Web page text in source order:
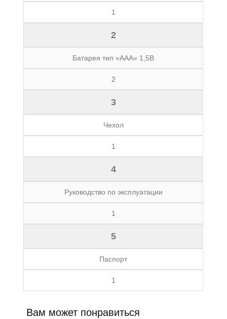
1
2
Батарея тип «ААА» 1,5В
2
3
Чехол
1
4
Руководство по эксплуатации
1
5
Паспорт
1
Вам может понравиться